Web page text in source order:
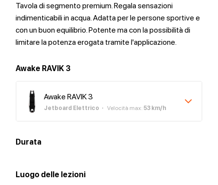
Tavola di segmento premium. Regala sensazioni
indimenticabili in acqua. Adatta per le persone sportive e
con un buon equilibrio. Potente ma con la possibilità di
limitare la potenza erogata tramite l'applicazione.
Awake RAVIK 3
Awake RAVIK 3
Jetboard Elettrico Velocità max: 53 km/h
Durata
Luogo delle lezioni